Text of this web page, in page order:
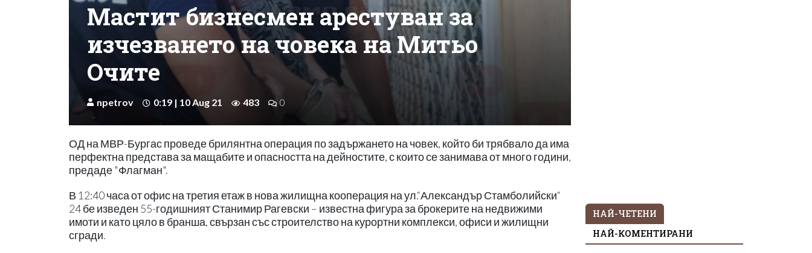
Мастит бизнесмен арестуван за
изчезването на човека на Митьо
Очите
npetrov 0:19 | 10 Aug 21 483 0
ОД на МВР-Бургас проведе брилянтна операция по задържането на човек, който би трябвало да има
перфектна представа за мащабите и опасността на дейностите, с които се занимава от много години,
предаде "Флагман".
В 12:40 часа от офис на третия етаж в нова жилищна кооперация на ул.“Александър Стамболийски“
24 бе изведен 55-годишният Станимир Рагевски – известна фигура за брокерите на недвижими
имоти и като цяло в бранша, свързан със строителство на курортни комплекси, офиси и жилищни
сгради.
НАЙ-ЧЕТЕНИ
НАЙ-КОМЕНТИРАНИ